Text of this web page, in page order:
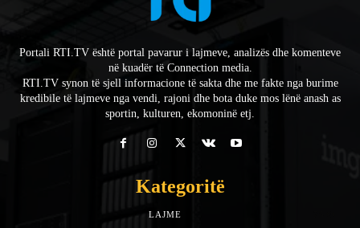
Portali RTI.TV është portal pavarur i lajmeve, analizës dhe komenteve
në kuadër të Connection media.
RTI.TV synon të sjell informacione të sakta dhe me fakte nga burime
kredibile të lajmeve nga vendi, rajoni dhe bota duke mos lënë anash as
sportin, kulturen, ekomoninë etj.
Kategoritë
LAJME